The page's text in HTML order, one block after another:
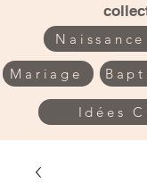
Mariage
Idées